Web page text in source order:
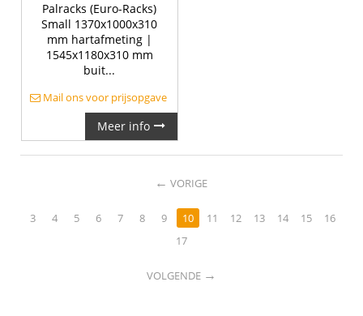
Palracks (Euro-Racks)
Small 1370x1000x310
mm hartafmeting |
1545x1180x310 mm
buit...
Mail ons voor prijsopgave
Meer info
← VORIGE
3 4 5 6 7 8 9 10 11 12 13 14 15
16
17
VOLGENDE →